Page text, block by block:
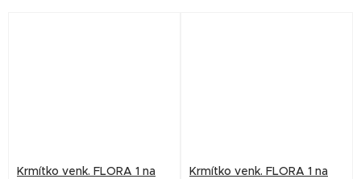
Krmítko venk. FLORA 1 na
Krmítko venk. FLORA 1 na